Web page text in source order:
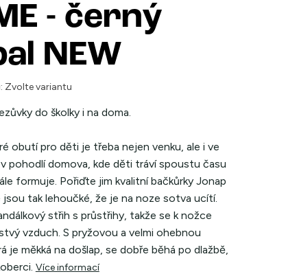
- černý
NEW
Zvolte variantu
do školky i na doma.
obutí pro děti je třeba nejen venku, ale i ve
pohodlí domova, kde děti tráví spoustu času
formuje. Pořiďte jim kvalitní bačkůrky Jonap
tak lehoučké, že je na noze sotva ucítí.
střih s průstřihy, takže se k nožce
vzduch. S pryžovou a velmi ohebnou
je měkká na došlap, se dobře běhá po dlažbě,
Více informací